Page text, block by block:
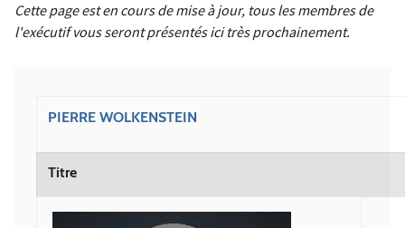
Cette page est en cours de mise à jour, tous les membres de
l'exécutif vous seront présentés ici très prochainement.
PIERRE WOLKENSTEIN
Titre